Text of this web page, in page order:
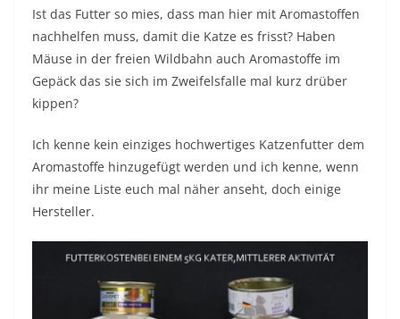
Ist das Futter so mies, dass man hier mit Aromastoffen
nachhelfen muss, damit die Katze es frisst? Haben
Mäuse in der freien Wildbahn auch Aromastoffe im
Gepäck das sie sich im Zweifelsfalle mal kurz drüber
kippen?
Ich kenne kein einziges hochwertiges Katzenfutter dem
Aromastoffe hinzugefügt werden und ich kenne, wenn
ihr meine Liste euch mal näher anseht, doch einige
Hersteller.